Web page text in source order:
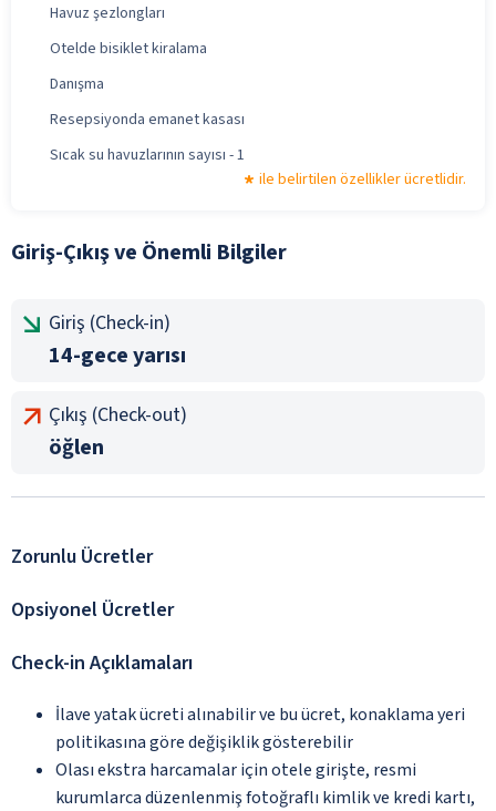
Havuz şezlongları
Otelde bisiklet kiralama
Danışma
Resepsiyonda emanet kasası
Sıcak su havuzlarının sayısı - 1
ile belirtilen özellikler ücretlidir.
Giriş-Çıkış ve Önemli Bilgiler
Giriş (Check-in)
14-gece yarısı
Çıkış (Check-out)
öğlen
Zorunlu Ücretler
Opsiyonel Ücretler
Check-in Açıklamaları
İlave yatak ücreti alınabilir ve bu ücret, konaklama yeri
politikasına göre değişiklik gösterebilir
Olası ekstra harcamalar için otele girişte, resmi
kurumlarca düzenlenmiş fotoğraflı kimlik ve kredi kartı,